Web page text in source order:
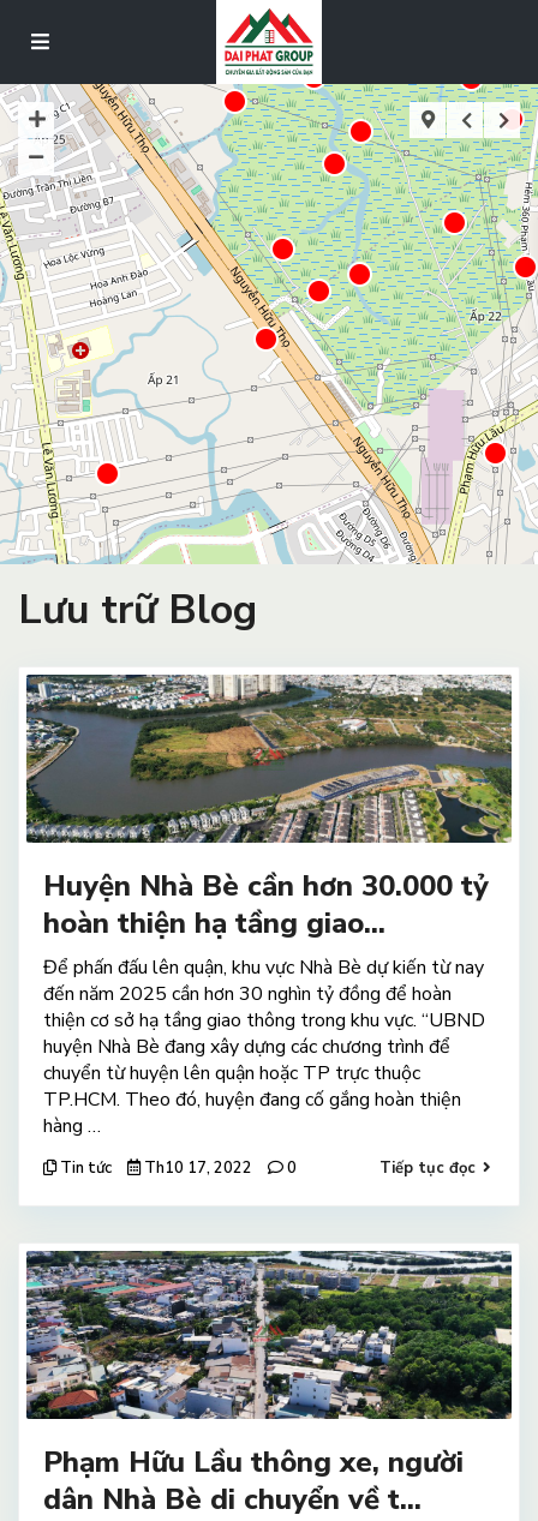
Lưu trữ Blog
Huyện Nhà Bè cần hơn 30.000 tỷ
hoàn thiện hạ tầng giao...
Để phấn đấu lên quận, khu vực Nhà Bè dự kiến ​​từ nay
đến năm 2025 cần hơn 30 nghìn tỷ đồng để hoàn
thiện cơ sở hạ tầng giao thông trong khu vực. “UBND
huyện Nhà Bè đang xây dựng các chương trình để
chuyển từ huyện lên quận hoặc TP trực thuộc
TP.HCM. Theo đó, huyện đang cố gắng hoàn thiện
hàng …
Tin tức Th10 17, 2022 0 Tiếp tục đọc
Phạm Hữu Lầu thông xe, người
dân Nhà Bè di chuyển về t...